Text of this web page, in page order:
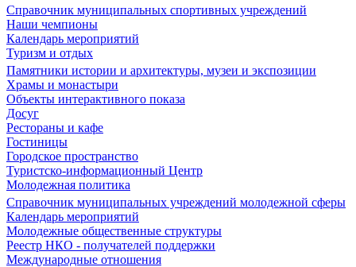
Справочник муниципальных спортивных учреждений
Наши чемпионы
Календарь мероприятий
Туризм и отдых
Памятники истории и архитектуры, музеи и экспозиции
Храмы и монастыри
Объекты интерактивного показа
Досуг
Рестораны и кафе
Гостиницы
Городское пространство
Туристско-информационный Центр
Молодежная политика
Справочник муниципальных учреждений молодежной сферы
Календарь мероприятий
Молодежные общественные структуры
Реестр НКО - получателей поддержки
Международные отношения